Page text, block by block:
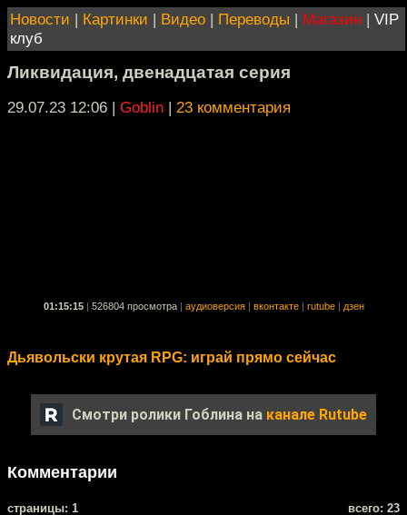
Новости | Картинки | Видео | Переводы | Магазин | VIP
клуб
Ликвидация, двенадцатая серия
29.07.23 12:06 | Goblin | 23 комментария
01:15:15 526804 просмотра аудиоверсия вконтакте rutube дзен
Дьявольски крутая RPG: играй прямо сейчас
Смотри ролики Гоблина на канале Rutube
Комментарии
cтраницы: 1 всего: 23